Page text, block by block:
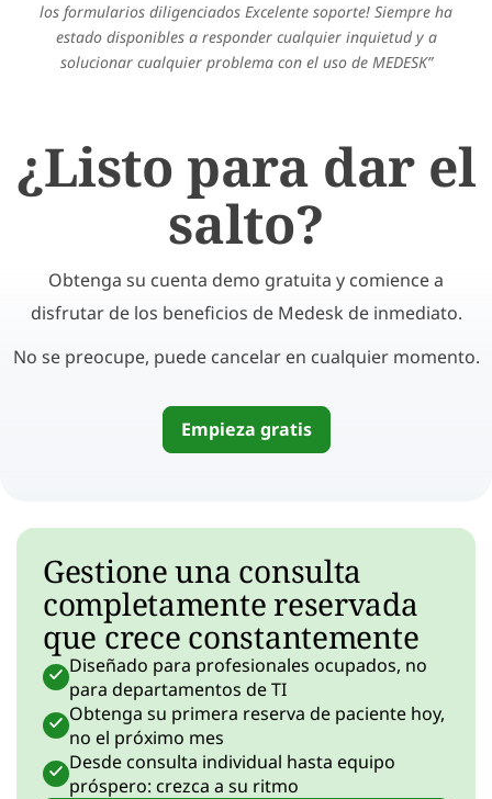
los formularios diligenciados Excelente soporte! Siempre ha
estado disponibles a responder cualquier inquietud y a
solucionar cualquier problema con el uso de MEDESK
¿Listo para dar el
salto?
Obtenga su cuenta demo gratuita y comience a
disfrutar de los beneficios de Medesk de inmediato.
No se preocupe, puede cancelar en cualquier momento.
Empieza gratis
Gestione una consulta
completamente reservada
que crece constantemente
Diseñado para profesionales ocupados, no
para departamentos de TI
Obtenga su primera reserva de paciente hoy,
no el próximo mes
Desde consulta individual hasta equipo
próspero: crezca a su ritmo